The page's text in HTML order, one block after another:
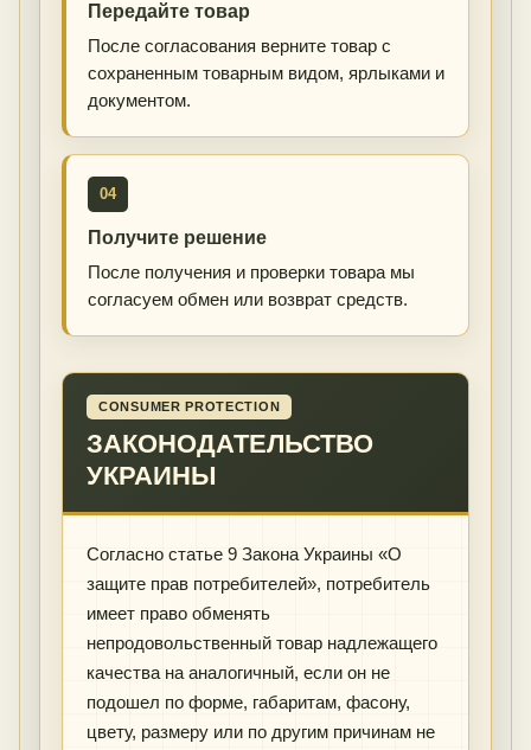
Передайте товар
После согласования верните товар с
сохраненным товарным видом, ярлыками и
документом.
04
Получите решение
После получения и проверки товара мы
согласуем обмен или возврат средств.
CONSUMER PROTECTION
ЗАКОНОДАТЕЛЬСТВО
УКРАИНЫ
Согласно статье 9 Закона Украины «О
защите прав потребителей», потребитель
имеет право обменять
непродовольственный товар надлежащего
качества на аналогичный, если он не
подошел по форме, габаритам, фасону,
цвету, размеру или по другим причинам не